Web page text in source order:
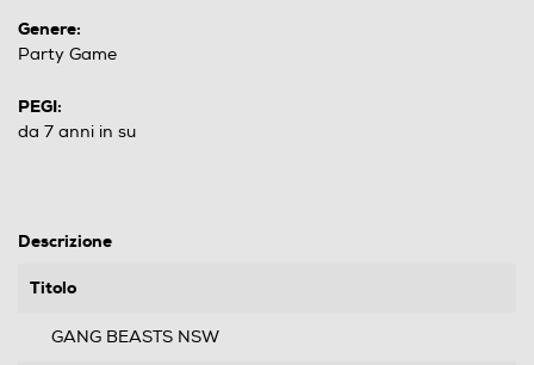
Genere:
Party Game
PEGI:
da 7 anni in su
Descrizione
Titolo
GANG BEASTS NSW